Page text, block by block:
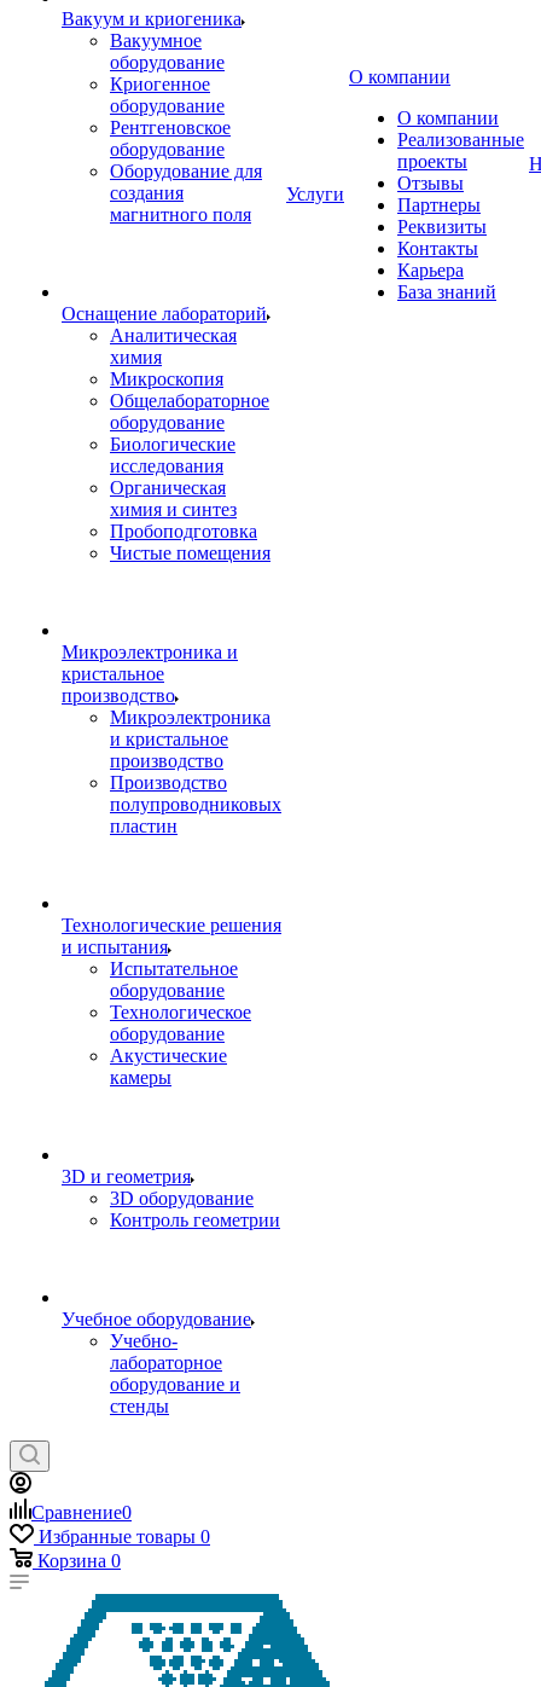
Вакуум и криогеника
Вакуумное
оборудование
Криогенное
оборудование
Рентгеновское
оборудование
Оборудование для
создания
магнитного поля
Оснащение лабораторий
Аналитическая
химия
Микроскопия
Общелабораторное
оборудование
Биологические
исследования
Органическая
химия и синтез
Пробоподготовка
Чистые помещения
Микроэлектроника и
кристальное
производство
Микроэлектроника
и кристальное
производство
Производство
полупроводниковых
пластин
Технологические решения
и испытания
Испытательное
оборудование
Технологическое
оборудование
Акустические
камеры
3D и геометрия
3D оборудование
Контроль геометрии
Учебное оборудование
Учебно-
лабораторное
оборудование и
стенды
Услуги
О компании
О компании
Реализованные
проекты
Отзывы
Партнеры
Реквизиты
Контакты
Карьера
База знаний
Сравнение0
Избранные товары 0
Корзина 0